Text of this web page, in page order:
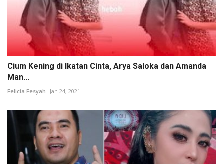
Cium Kening di Ikatan Cinta, Arya Saloka dan Amanda
Man...
Felicia Fesyah Jan 24, 2021